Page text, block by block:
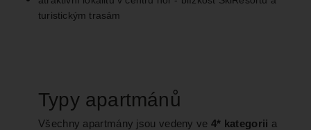
turistickým trasám
Typy apartmánů
Všechny apartmány jsou vedeny ve 4* kategorii a